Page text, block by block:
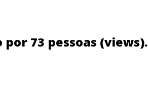
73 pessoas (views).